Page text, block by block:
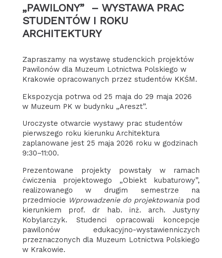
„PAWILONY” – WYSTAWA PRAC
STUDENTÓW I ROKU
ARCHITEKTURY
Zapraszamy na wystawę studenckich projektów
Pawilonów dla Muzeum Lotnictwa Polskiego w
Krakowie opracowanych przez studentów KKŚM.
Ekspozycja potrwa od 25 maja do 29 maja 2026
w Muzeum PK w budynku „Areszt”.
Uroczyste otwarcie wystawy prac studentów
pierwszego roku kierunku Architektura
zaplanowane jest 25 maja 2026 roku w godzinach
9:30–11:00.
Prezentowane projekty powstały w ramach
ćwiczenia projektowego „Obiekt kubaturowy”,
realizowanego w drugim semestrze na
przedmiocie Wprowadzenie do projektowania pod
kierunkiem prof. dr hab. inż. arch. Justyny
Kobylarczyk. Studenci opracowali koncepcje
pawilonów edukacyjno-wystawienniczych
przeznaczonych dla Muzeum Lotnictwa Polskiego
w Krakowie.